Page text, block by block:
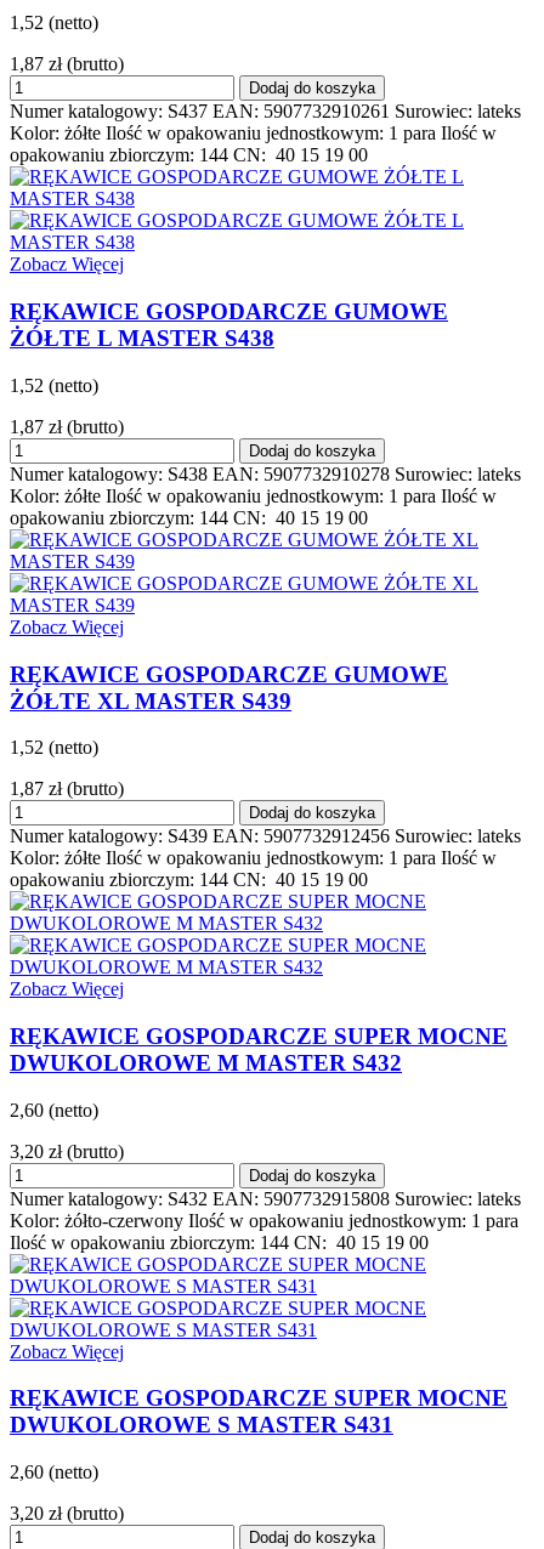
1,52 (netto)
1,87 zł (brutto)
Dodaj do koszyka
Numer katalogowy: S437 EAN: 5907732910261 Surowiec: lateks
Kolor: żółte Ilość w opakowaniu jednostkowym: 1 para Ilość w
opakowaniu zbiorczym: 144 CN: 40 15 19 00
Zobacz Więcej
RĘKAWICE GOSPODARCZE GUMOWE
ŻÓŁTE L MASTER S438
1,52 (netto)
1,87 zł (brutto)
Dodaj do koszyka
Numer katalogowy: S438 EAN: 5907732910278 Surowiec: lateks
Kolor: żółte Ilość w opakowaniu jednostkowym: 1 para Ilość w
opakowaniu zbiorczym: 144 CN: 40 15 19 00
Zobacz Więcej
RĘKAWICE GOSPODARCZE GUMOWE
ŻÓŁTE XL MASTER S439
1,52 (netto)
1,87 zł (brutto)
Dodaj do koszyka
Numer katalogowy: S439 EAN: 5907732912456 Surowiec: lateks
Kolor: żółte Ilość w opakowaniu jednostkowym: 1 para Ilość w
opakowaniu zbiorczym: 144 CN: 40 15 19 00
Zobacz Więcej
RĘKAWICE GOSPODARCZE SUPER MOCNE
DWUKOLOROWE M MASTER S432
2,60 (netto)
3,20 zł (brutto)
Dodaj do koszyka
Numer katalogowy: S432 EAN: 5907732915808 Surowiec: lateks
Kolor: żółto-czerwony Ilość w opakowaniu jednostkowym: 1 para
Ilość w opakowaniu zbiorczym: 144 CN: 40 15 19 00
Zobacz Więcej
RĘKAWICE GOSPODARCZE SUPER MOCNE
DWUKOLOROWE S MASTER S431
2,60 (netto)
3,20 zł (brutto)
Dodaj do koszyka